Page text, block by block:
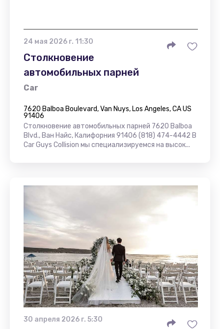
24 мая 2026 г. 11:30
Столкновение
автомобильных парней
Car
7620 Balboa Boulevard, Van Nuys, Los Angeles, CA US
91406
Столкновение автомобильных парней 7620 Balboa
Blvd., Ван Найс, Калифорния 91406 (818) 474-4442 В
Car Guys Collision мы специализируемся на высок...
30 апреля 2026 г. 5:30